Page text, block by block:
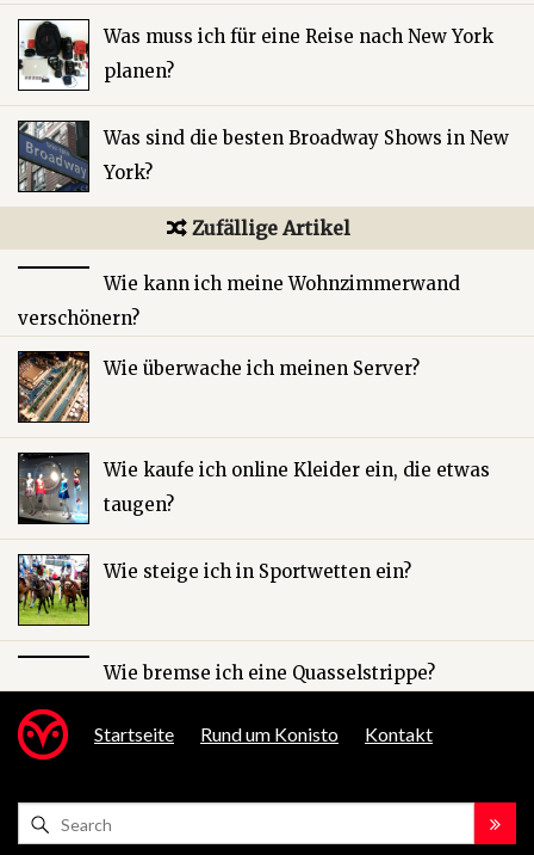
Was muss ich für eine Reise nach New York
planen?
Was sind die besten Broadway Shows in New
York?
Zufällige Artikel
Wie kann ich meine Wohnzimmerwand
verschönern?
Wie überwache ich meinen Server?
Wie kaufe ich online Kleider ein, die etwas
taugen?
Wie steige ich in Sportwetten ein?
Wie bremse ich eine Quasselstrippe?
Startseite Rund um Konisto Kontakt